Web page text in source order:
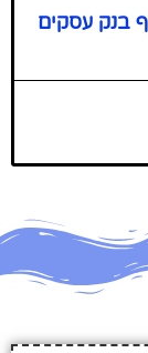
בנק עסקים